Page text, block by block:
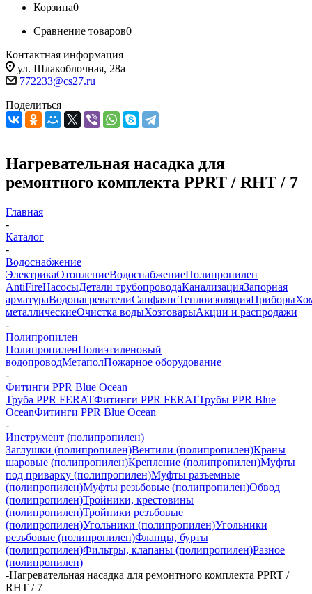
Корзина0
Сравнение товаров0
Контактная информация
ул. Шлакоблочная, 28а
772233@cs27.ru
Поделиться
Нагревательная насадка для
ремонтного комплекта PPRT / RHT / 7
Главная
-
Каталог
-
Водоснабжение
ЭлектрикаОтоплениеВодоснабжениеПолипропилен
AntiFireНасосыДетали трубопроводаКанализацияЗапорная
арматураВодонагревателиСанфаянсТеплоизоляцияПриборы
металлическиеОчистка водыХозтоварыАкции и распродажи
-
Полипропилен
ПолипропиленПолиэтиленовый
водопроводМетаполПожарное оборудование
-
Фитинги PPR Blue Ocean
Труба PPR FERATФитинги PPR FERATТрубы PPR Blue
OceanФитинги PPR Blue Ocean
-
Инструмент (полипропилен)
Заглушки (полипропилен)Вентили (полипропилен)Краны
шаровые (полипропилен)Крепление (полипропилен)Муфты
под приварку (полипропилен)Муфты разъемные
(полипропилен)Муфты резьбовые (полипропилен)Обвод
(полипропилен)Тройники, крестовины
(полипропилен)Тройники резъбовые
(полипропилен)Угольники (полипропилен)Угольники
резъбовые (полипропилен)Фланцы, бурты
(полипропилен)Фильтры, клапаны (полипропилен)Разное
(полипропилен)
-Нагревательная насадка для ремонтного комплекта PPRT /
RHT / 7